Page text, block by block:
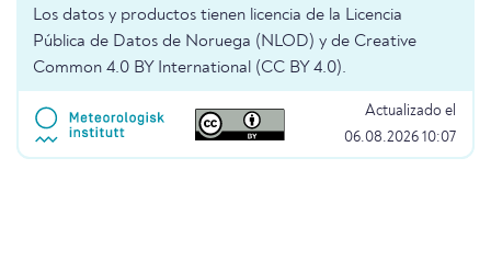
Los datos y productos tienen licencia de la Licencia
Pública de Datos de Noruega (NLOD) y de Creative
Common 4.0 BY International (CC BY 4.0).
Actualizado el
06.08.2026 10:07